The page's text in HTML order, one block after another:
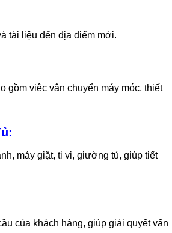
tài liệu đến địa điểm mới.
gồm việc vận chuyển máy móc, thiết
máy giặt, ti vi, giường tủ, giúp tiết
của khách hàng, giúp giải quyết vấn